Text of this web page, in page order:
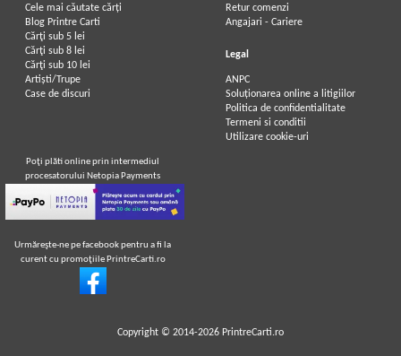
Cele mai căutate cărți
Blog Printre Carti
Cărţi sub 5 lei
Cărţi sub 8 lei
Cărţi sub 10 lei
Artiști/Trupe
Case de discuri
Retur comenzi
Angajari - Cariere
Legal
ANPC
Soluționarea online a litigiilor
Politica de confidentialitate
Termeni si conditii
Utilizare cookie-uri
Poţi plăti online prin intermediul
procesatorului Netopia Payments
Urmăreşte-ne pe facebook pentru a fi la
curent cu promoţiile PrintreCarti.ro
Copyright © 2014-2026 PrintreCarti.ro